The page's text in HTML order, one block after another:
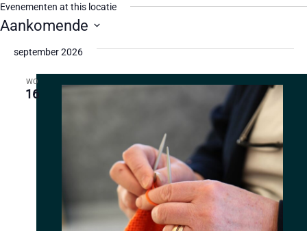
Evenementen at this locatie
Aankomende
eenseptember 2026
WO
16